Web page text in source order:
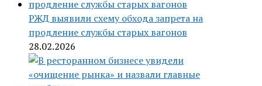
РЖД выявили схему обхода запрета на
продление службы старых вагонов
28.02.2026